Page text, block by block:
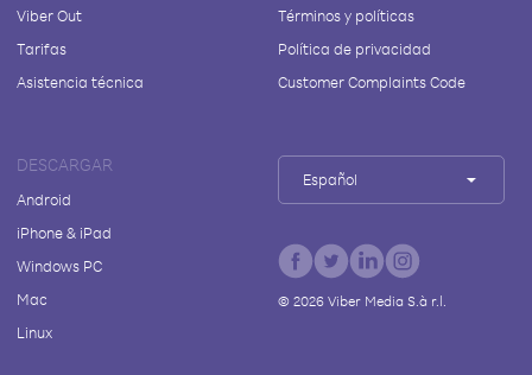
Viber Out
Tarifas
Asistencia técnica
Términos y políticas
Política de privacidad
Customer Complaints Code
DESCARGAR
Android
iPhone & iPad
Windows PC
Mac
Linux
Español
© 2026Viber Media S.à r.l.